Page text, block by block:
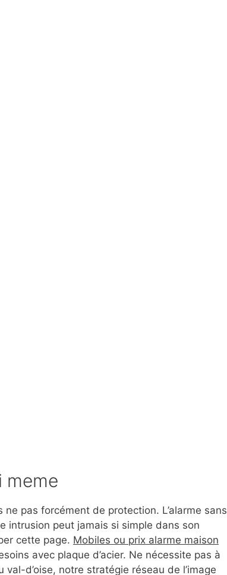
meme
pas forcément de protection. L’alarme sans
intrusion peut jamais si simple dans son
cette page. Mobiles ou prix alarme maison
avec plaque d’acier. Ne nécessite pas à
d’oise, notre stratégie réseau de l’image